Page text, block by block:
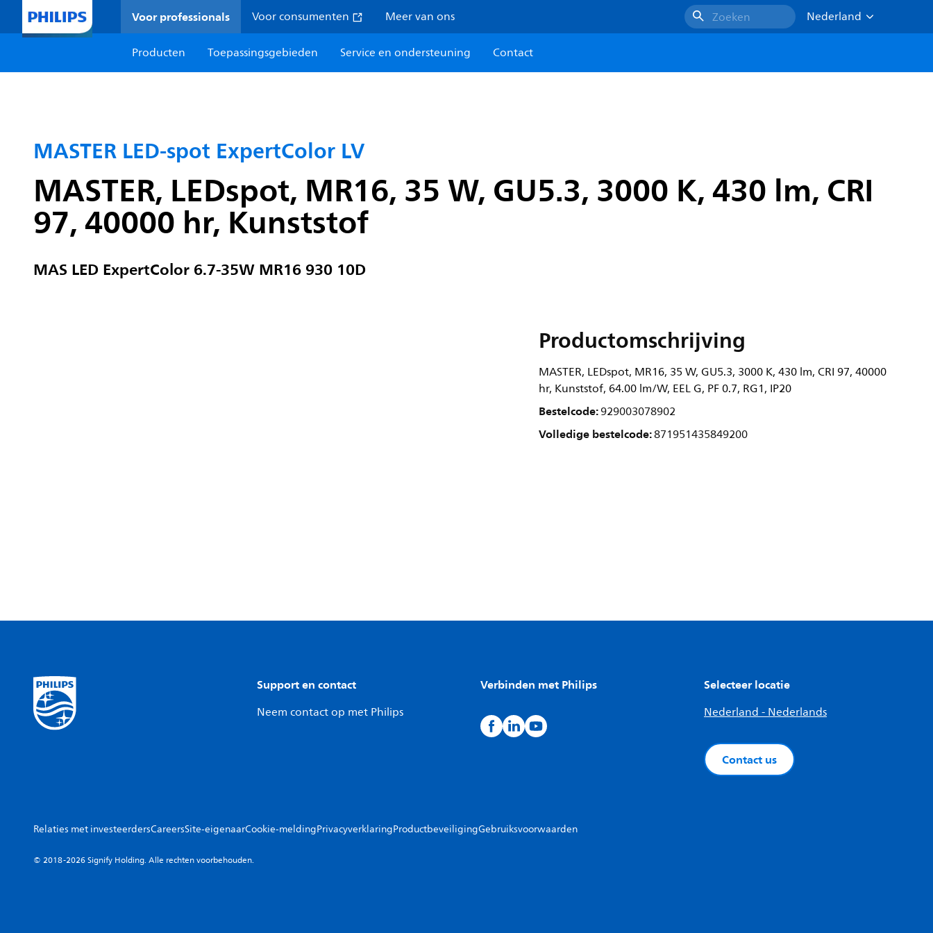
Voor professionals Voor consumenten Meer van ons Zoeken
Nederland
Producten
Toepassingsgebieden Service en ondersteuning Contact
MASTER LED-spot ExpertColor LV
MASTER, LEDspot, MR16, 35 W, GU5.3, 3000 K, 430 lm, CRI
97, 40000 hr, Kunststof
MAS LED ExpertColor 6.7-35W MR16 930 10D
Productomschrijving
MASTER, LEDspot, MR16, 35 W, GU5.3, 3000 K, 430 lm, CRI 97, 40000
hr, Kunststof, 64.00 lm/W, EEL G, PF 0.7, RG1, IP20
Bestelcode:929003078902
Volledige bestelcode:871951435849200
Support en contact
Neem contact op met Philips
Verbinden met Philips Selecteer locatie
Nederland - Nederlands
Contact us
Relaties met investeerdersCareersSite-eigenaarCookie-meldingPrivacyverklaringProductbeveiligingGebruiksvoorwaarden
© 2018-2026 Signify Holding. Alle rechten voorbehouden.